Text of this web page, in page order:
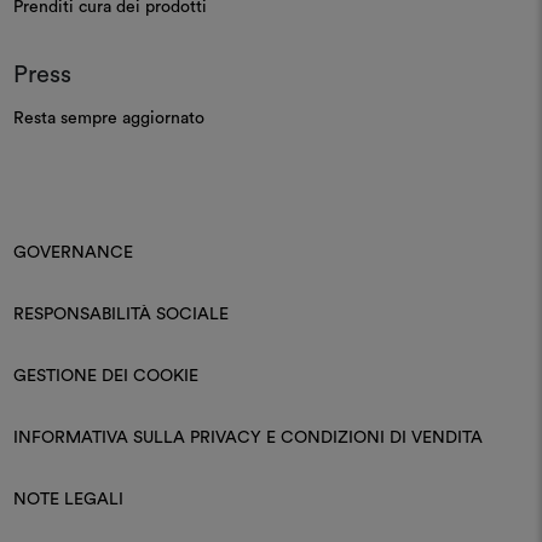
Prenditi cura dei prodotti
Press
Resta sempre aggiornato
GOVERNANCE
RESPONSABILITÀ SOCIALE
GESTIONE DEI COOKIE
INFORMATIVA SULLA PRIVACY E CONDIZIONI DI VENDITA
NOTE LEGALI